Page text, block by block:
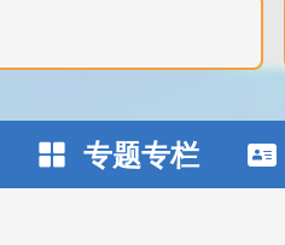
 专题专栏 